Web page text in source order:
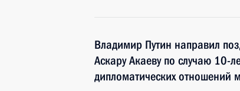
Владимир Путин направил
Аскару Акаеву по случаю 10-
дипломатических отношений